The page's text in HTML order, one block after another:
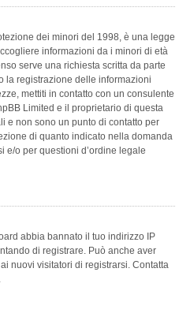
dei minori del 1998, è una legge
informazioni da i minori di età
serve una richiesta scritta da parte
la registrazione delle informazioni
mettiti in contatto con un consulente
Limited e il proprietario di questa
e non sono un punto di contatto per
di quanto indicato nella domanda
e/o per questioni d’ordine legale
abbia bannato il tuo indirizzo IP
di registrare. Può anche aver
nuovi visitatori di registrarsi. Contatta